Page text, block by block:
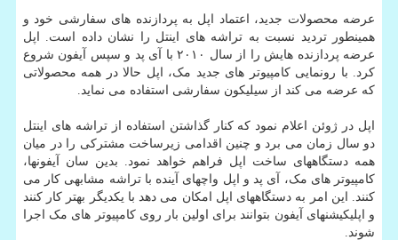
عرضه محصولات جدید، اعتماد اپل به پردازنده های سفارشی خود و
همینطور تردید نسبت به تراشه های اینتل را نشان داده است. اپل
عرضه پردازنده هایش را از سال ۲۰۱۰ با آی پد و سپس آیفون شروع
کرد. با رونمایی کامپیوتر های جدید مک، اپل حالا در همه محصولاتی
که عرضه می کند از سیلیکون سفارشی استفاده می نماید.
اپل در ژوئن اعلام نمود که کنار گذاشتن استفاده از تراشه های اینتل
دو سال زمان می برد و چنین اقدامی زیرساخت مشترکی را در میان
همه دستگاههای ساخت اپل فراهم خواهد نمود. بدین سان آیفونها،
کامپیوتر های مک، آی پد و اپل واچهای آینده با تراشه مشابهی کار می
کنند. این امر به دستگاههای اپل امکان می دهد با یکدیگر بهتر کار کنند
و اپلیکیشنهای آیفون بتوانند برای اولین بار روی کامپیوتر های مک اجرا
شوند.